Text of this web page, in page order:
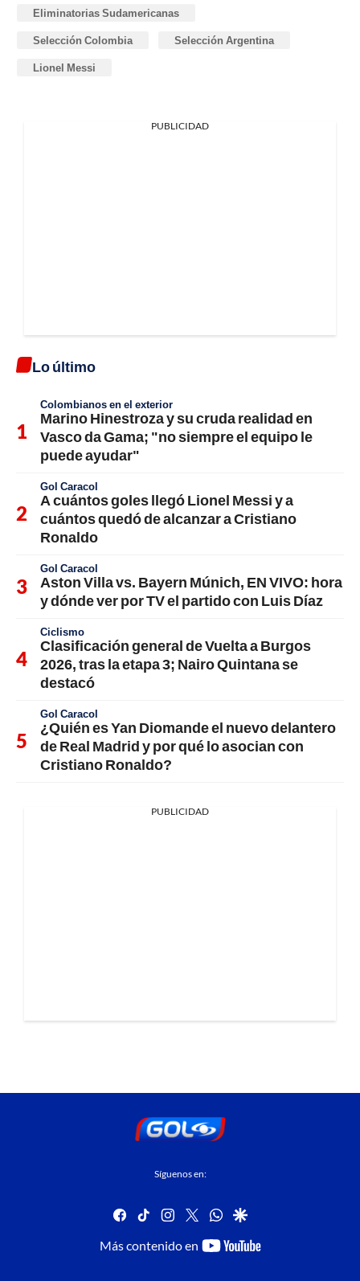
Eliminatorias Sudamericanas
Selección Colombia Selección Argentina
Lionel Messi
PUBLICIDAD
Lo último
Colombianos en el exterior
Marino Hinestroza y su cruda realidad en
Vasco da Gama; "no siempre el equipo le
puede ayudar"
Gol Caracol
A cuántos goles llegó Lionel Messi y a
cuántos quedó de alcanzar a Cristiano
Ronaldo
Gol Caracol
Aston Villa vs. Bayern Múnich, EN VIVO: hora
y dónde ver por TV el partido con Luis Díaz
Ciclismo
Clasificación general de Vuelta a Burgos
2026, tras la etapa 3; Nairo Quintana se
destacó
Gol Caracol
¿Quién es Yan Diomande el nuevo delantero
de Real Madrid y por qué lo asocian con
Cristiano Ronaldo?
PUBLICIDAD
Síguenos en:
facebook
tiktok instagram
twitterwhatsapp
google
Más contenido en
youtube-